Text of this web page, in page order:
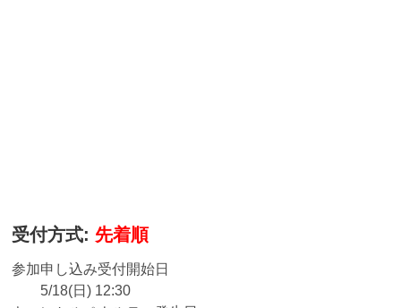
受付方式: 先着順
参加申し込み受付開始日
5/18(日) 12:30